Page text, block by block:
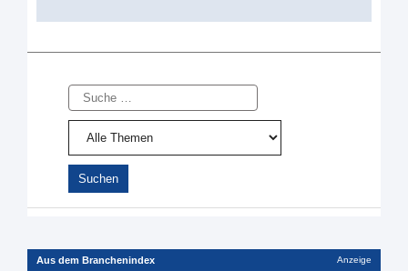
Suche
Aus dem Branchenindex Anzeige